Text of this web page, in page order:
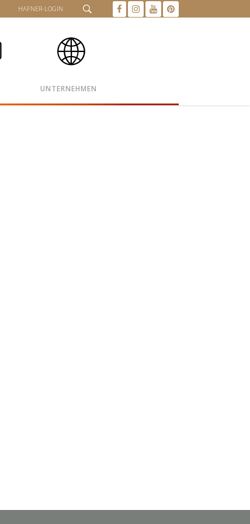
HAFNER-LOGIN
UNTERNEHMEN